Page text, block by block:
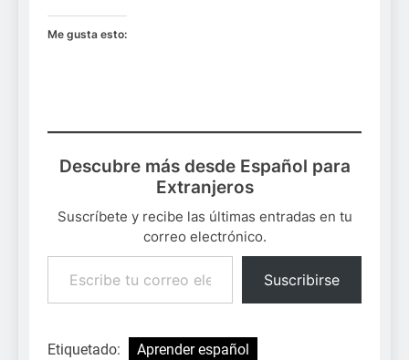
Me gusta esto:
Descubre más desde Español para
Extranjeros
Suscríbete y recibe las últimas entradas en tu
correo electrónico.
Escribe tu correo electrónico…
Suscribirse
Etiquetado:
Aprender español